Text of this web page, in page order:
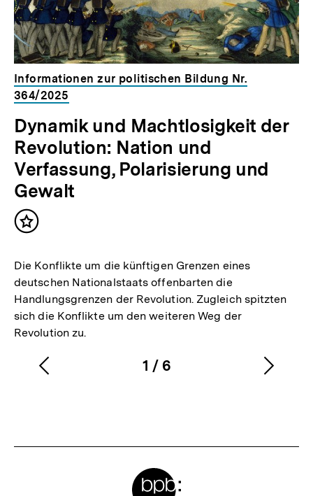
Informationen zur politischen Bildung Nr.
364/2025
Dynamik und Machtlosigkeit der
Revolution: Nation und
Verfassung, Polarisierung und
Gewalt
Inhalt
Die Konflikte um die künftigen Grenzen eines
deutschen Nationalstaats offenbarten die
Handlungsgrenzen der Revolution. Zugleich spitzten
sich die Konflikte um den weiteren Weg der
Revolution zu.
Karussellinhalt
1
von
/ 6
Vorherigen